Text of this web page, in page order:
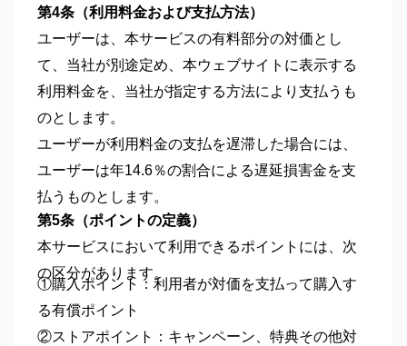
第4条（利用料金および支払方法）
ユーザーは、本サービスの有料部分の対価とし
て、当社が別途定め、本ウェブサイトに表示する
利用料金を、当社が指定する方法により支払うも
のとします。
ユーザーが利用料金の支払を遅滞した場合には、
ユーザーは年14.6％の割合による遅延損害金を支
払うものとします。
第5条（ポイントの定義）
本サービスにおいて利用できるポイントには、次
の区分があります。
①購入ポイント：利用者が対価を支払って購入す
る有償ポイント
②ストアポイント：キャンペーン、特典その他対